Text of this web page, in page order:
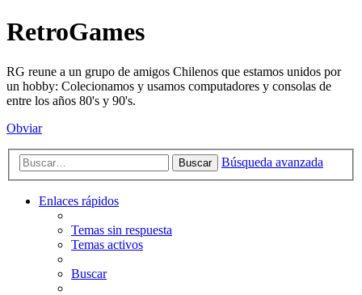
RetroGames
RG reune a un grupo de amigos Chilenos que estamos unidos por
un hobby: Colecionamos y usamos computadores y consolas de
entre los años 80's y 90's.
Obviar
Buscar Búsqueda avanzada
Enlaces rápidos
Temas sin respuesta
Temas activos
Buscar